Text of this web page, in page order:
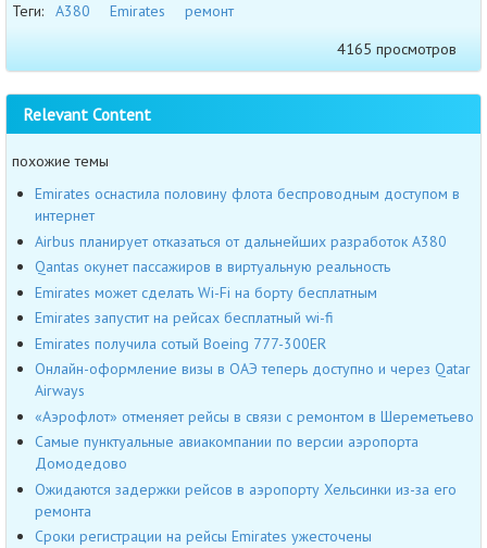
Теги: A380 Emirates
ремонт
4165 просмотров
Relevant Content
похожие темы
Emirates оснастила половину флота беспроводным доступом в
интернет
Airbus планирует отказаться от дальнейших разработок A380
Qantas окунет пассажиров в виртуальную реальность
Emirates может сделать Wi-Fi на борту бесплатным
Emirates запустит на рейсах бесплатный wi-fi
Emirates получила сотый Boeing 777-300ER
Онлайн-оформление визы в ОАЭ теперь доступно и через Qatar
Airways
«Аэрофлот» отменяет рейсы в связи с ремонтом в Шереметьево
Самые пунктуальные авиакомпании по версии аэропорта
Домодедово
Ожидаются задержки рейсов в аэропорту Хельсинки из-за его
ремонта
Сроки регистрации на рейсы Emirates ужесточены